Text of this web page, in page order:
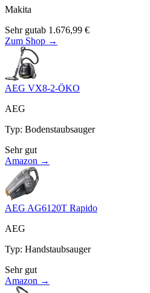
Makita
Sehr gutab 1.676,99 €
Zum Shop →
AEG VX8-2-ÖKO
AEG
Typ: Bodenstaubsauger
Sehr gut
Amazon →
AEG AG6120T Rapido
AEG
Typ: Handstaubsauger
Sehr gut
Amazon →